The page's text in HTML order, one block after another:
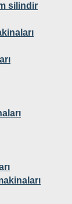
silindir